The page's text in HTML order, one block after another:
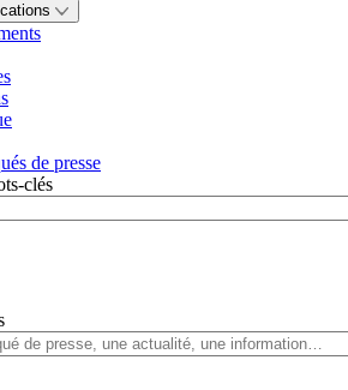
de presse
clés